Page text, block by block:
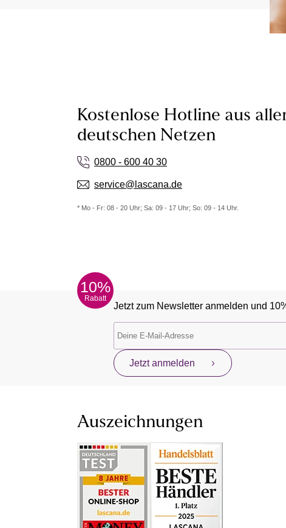
Kostenlose Hotline aus
deutschen Netzen
0800 - 600 40 30
service@lascana.de
* Mo - Fr: 08 - 20 Uhr; Sa: 09 - 17 Uhr; So: 09 - 14 Uhr.
10%
Rabatt
Jetzt zum Newsletter anmelden und
Jetzt anmelden
Auszeichnungen